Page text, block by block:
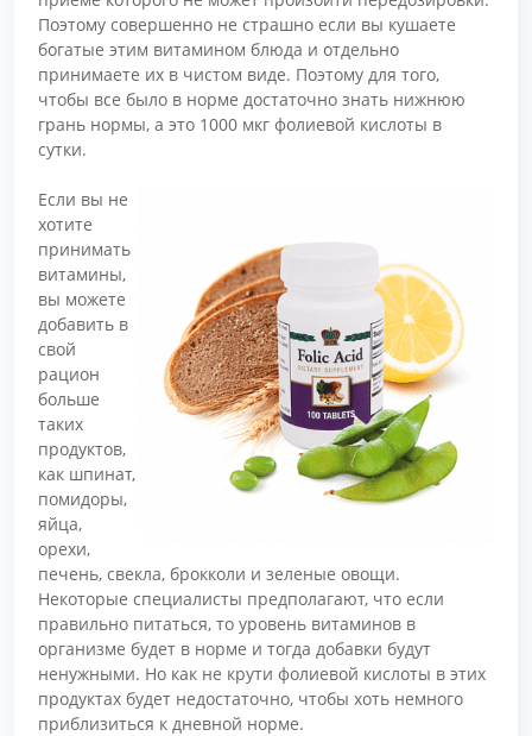
Поэтому совершенно не страшно если вы кушаете
богатые этим витамином блюда и отдельно
принимаете их в чистом виде. Поэтому для того,
чтобы все было в норме достаточно знать нижнюю
грань нормы, а это 1000 мкг фолиевой кислоты в
сутки.
Если вы не
хотите
принимать
витамины,
вы можете
добавить в
свой
рацион
больше
таких
продуктов,
как шпинат,
помидоры,
яйца,
орехи,
печень, свекла, брокколи и зеленые овощи.
Некоторые специалисты предполагают, что если
правильно питаться, то уровень витаминов в
организме будет в норме и тогда добавки будут
ненужными. Но как не крути фолиевой кислоты в этих
продуктах будет недостаточно, чтобы хоть немного
приблизиться к дневной норме.